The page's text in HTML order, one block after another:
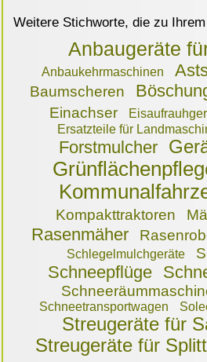
Weitere Stichworte, die zu
Anbaugeräte
Anbaukehrmaschinen
Baumscheren
Einachser
Ersatzteile für
Forstmulcher
Kompakttraktoren
Rasenmäher
Schlegelmulchgeräte
Schneepflüge
Schneetransportwagen
Streugeräte für
Streugeräte für Splitt